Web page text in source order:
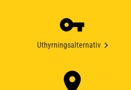
Uthyrningsalternativ